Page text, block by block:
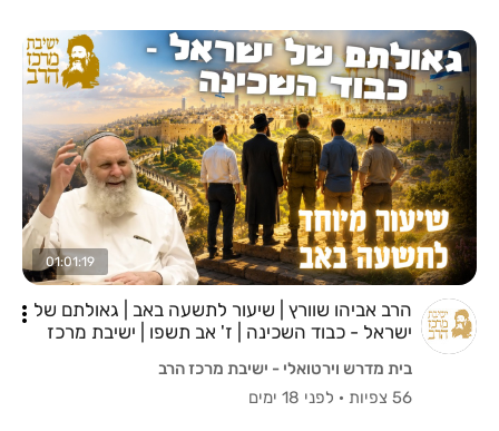
01:01:19
הרב אביהו שוורץ | שיעור לתשעה באב | גאולתם של
ישראל - כבוד השכינה | ז' אב תשפו | ישיבת מרכז
בית מדרש וירטואלי - ישיבת מרכז הרב
56 צפיות
· לפני 18 ימים